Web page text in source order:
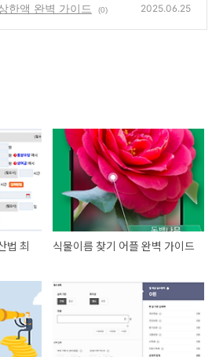
한액 완벽 가이드 (0) 2025.06.25
법 최
식물이름 찾기 어플 완벽 가이드